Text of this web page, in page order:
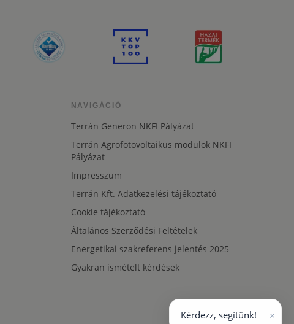
NAVIGÁCIÓ
Terrán Generon NKFI Pályázat
Terrán Agrofotovoltaikus modulok NKFI
Pályázat
Impresszum
Terrán Kft. Adatkezelési tájékoztató
Cookie tájékoztató
Általános Szerződési Feltételek
Energetikai szakreferens jelentés 2025
Gyakran ismételt kérdések
Kérdezz, segítünk! ×